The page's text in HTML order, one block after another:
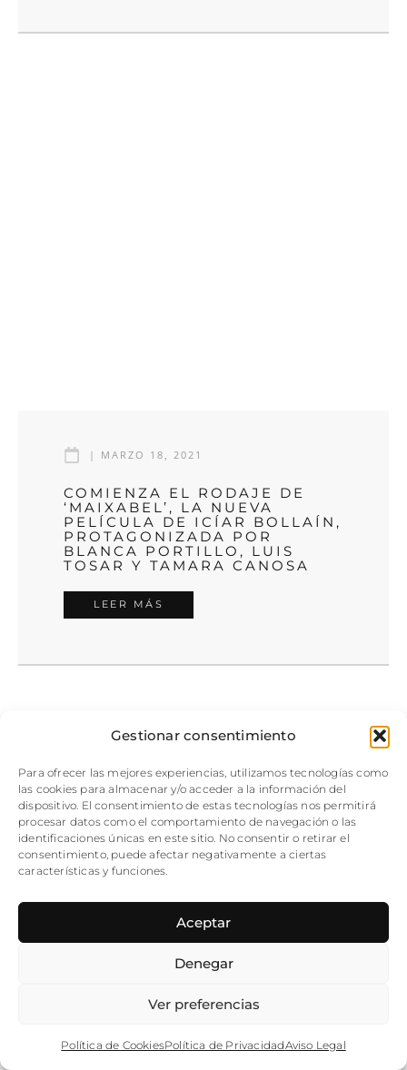
Gestionar consentimiento
Para ofrecer las mejores experiencias, utilizamos tecnologías como
las cookies para almacenar y/o acceder a la información del
dispositivo. El consentimiento de estas tecnologías nos permitirá
procesar datos como el comportamiento de navegación o las
identificaciones únicas en este sitio. No consentir o retirar el
consentimiento, puede afectar negativamente a ciertas
características y funciones.
Aceptar
Denegar
Ver preferencias
Política de CookiesPolítica de PrivacidadAviso Legal
| MARZO 18, 2021
COMIENZA EL RODAJE DE
‘MAIXABEL’, LA NUEVA
PELÍCULA DE ICÍAR BOLLAÍN,
PROTAGONIZADA POR
BLANCA PORTILLO, LUIS
TOSAR Y TAMARA CANOSA
LEER MÁS